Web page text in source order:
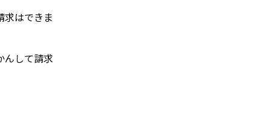
求はできま
んして請求